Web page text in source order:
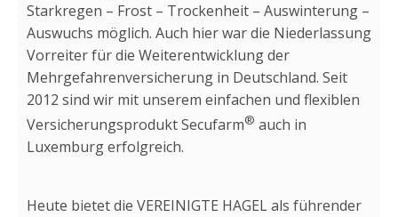
Starkregen – Frost – Trockenheit – Auswinterung –
Auswuchs möglich. Auch hier war die Niederlassung
Vorreiter für die Weiterentwicklung der
Mehrgefahrenversicherung in Deutschland. Seit
2012 sind wir mit unserem einfachen und flexiblen
Versicherungsprodukt Secufarm® auch in
Luxemburg erfolgreich.
Heute bietet die VEREINIGTE HAGEL als führender